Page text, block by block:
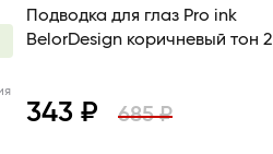
Подводка для глаз Pro ink
BelorDesign коричневый тон 2
343 ₽ 685 ₽